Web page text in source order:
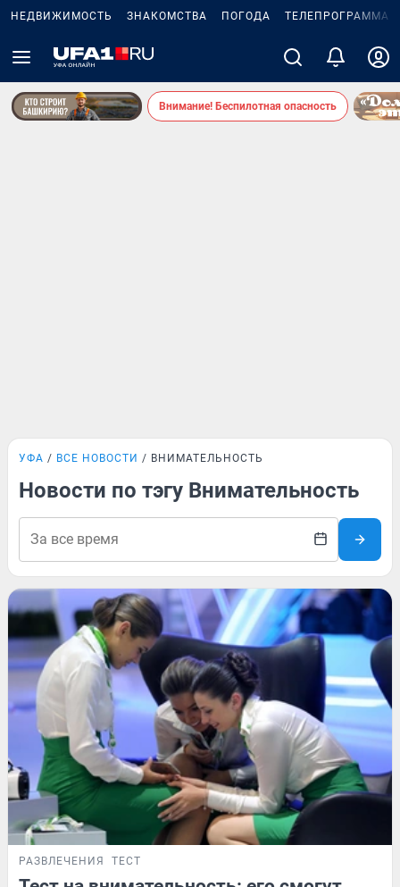
НЕДВИЖИМОСТЬ ЗНАКОМСТВА ПОГОДА ТЕЛЕПРОГРАММА
Внимание! Беспилотная опасность
УФА ВСЕ НОВОСТИ ВНИМАТЕЛЬНОСТЬ
Новости по тэгу Внимательность
РАЗВЛЕЧЕНИЯ ТЕСТ